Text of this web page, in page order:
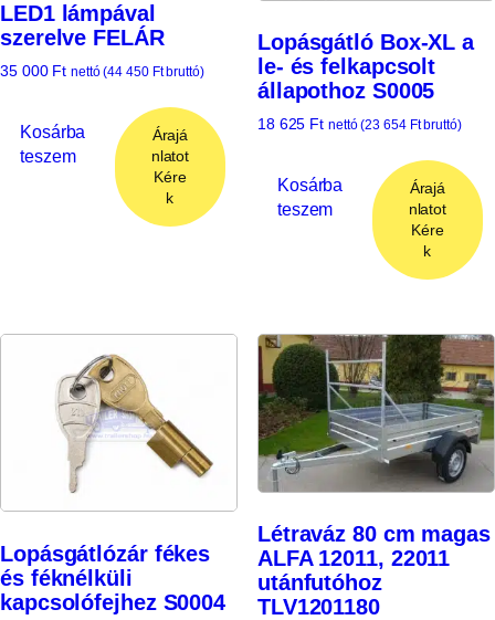
LED1 lámpával
szerelve FELÁR
35 000 Ft nettó (44 450 Ftbruttó)
Kosárba
teszem
Árajá
nlatot
Kére
k
Lopásgátló Box-XL a
le- és felkapcsolt
állapothoz S0005
18 625 Ft nettó (23 654 Ftbruttó)
Kosárba
teszem
Árajá
nlatot
Kére
k
Lopásgátlózár fékes
és féknélküli
kapcsolófejhez S0004
Létraváz 80 cm magas
ALFA 12011, 22011
utánfutóhoz
TLV1201180